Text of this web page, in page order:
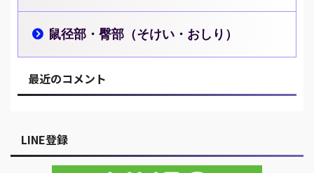
鼠径部・臀部（そけい・おしり）
最近のコメント
LINE登録